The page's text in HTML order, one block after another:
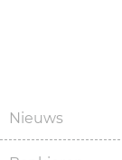
Nieuws